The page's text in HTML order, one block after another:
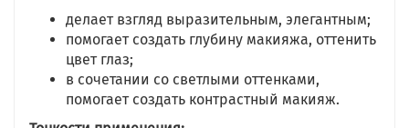
делает взгляд выразительным, элегантным;
помогает создать глубину макияжа, оттенить
цвет глаз;
в сочетании со светлыми оттенками,
помогает создать контрастный макияж.